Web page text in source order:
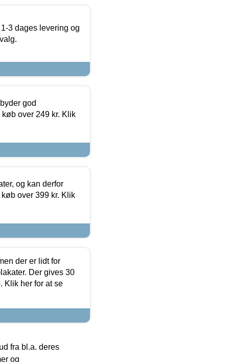
3 dages levering og
god
over 249 kr. Klik
og kan derfor
over 399 kr. Klik
der er lidt for
Der gives 30
Klik her for at se
fra bl.a. deres
og